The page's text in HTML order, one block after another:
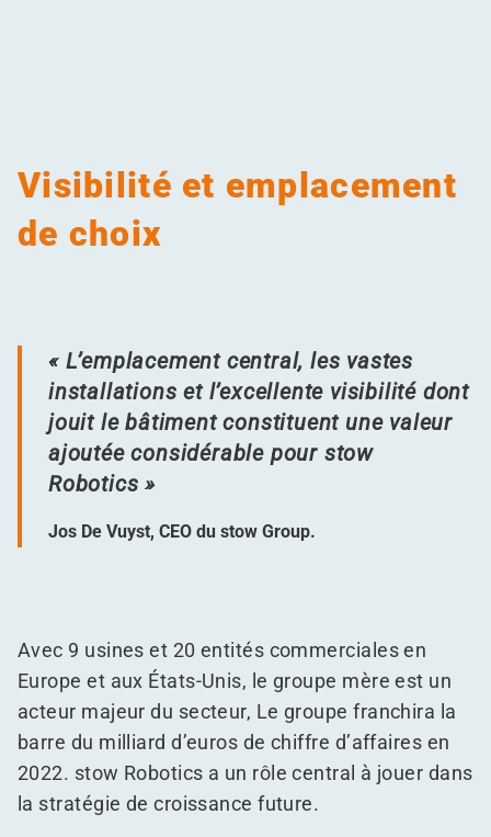
Visibilité et emplacement
de choix
« L’emplacement central, les vastes
installations et l’excellente visibilité dont
jouit le bâtiment constituent une valeur
ajoutée considérable pour stow
Robotics »
Jos De Vuyst, CEO du stow Group.
Avec 9 usines et 20 entités commerciales en
Europe et aux États-Unis, le groupe mère est un
acteur majeur du secteur, Le groupe franchira la
barre du milliard d’euros de chiffre d’affaires en
2022. stow Robotics a un rôle central à jouer dans
la stratégie de croissance future.